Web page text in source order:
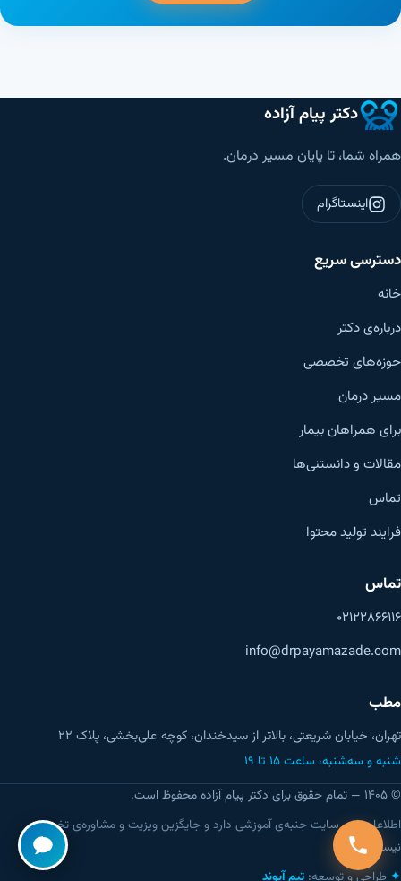
دکتر پیام آزاده
همراه شما، تا پایان مسیر درمان.
اینستاگرام
دسترسی سریع
خانه
درباره‌ی دکتر
حوزه‌های تخصصی
مسیر درمان
برای همراهان بیمار
مقالات و دانستنی‌ها
تماس
فرایند تولید محتوا
تماس
۰۲۱۲۲۸۶۶۱۱۶
info@drpayamazade.com
مطب
تهران، خیابان شریعتی، بالاتر از سیدخندان، کوچه علی‌بخشی، پلاک ۲۲
شنبه و سه‌شنبه، ساعت ۱۵ تا ۱۹
© ۱۴۰۵ — تمام حقوق برای دکتر پیام آزاده محفوظ است.
اطلاعات این سایت جنبه‌ی آموزشی دارد و جایگزین ویزیت و مشاوره‌ی تخصصی
نیست.
طراحی و توسعه: تیم آیوند